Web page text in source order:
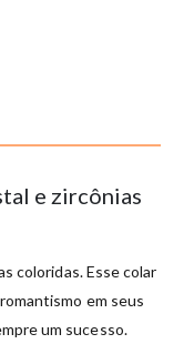
e zircônias
coloridas. Esse colar
em seus
um sucesso.